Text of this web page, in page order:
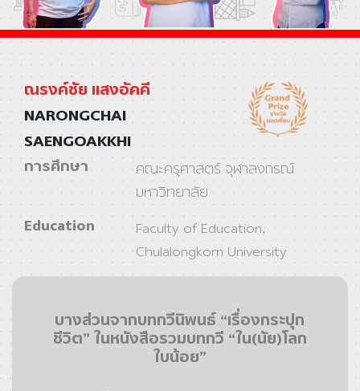
ณรงค์ชัย แสงอัคคี
NARONGCHAI
SAENGOAKKHI
การศึกษา
คณะครุศาสตร์ จุฬาลงกรณ์
มหาวิทยาลัย
Education
Faculty of Education,
Chulalongkorn University
บางส่วนจากบทกวีนิพนธ์ “เรื่องกระปุก
ชีวิต” ในหนังสือรวมบทกวี “ใน(นัย)โลก
ใบน้อย”